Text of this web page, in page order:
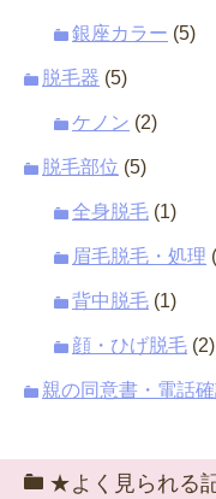
銀座カラー (5)
脱毛器 (5)
ケノン (2)
脱毛部位 (5)
全身脱毛 (1)
眉毛脱毛・処理
背中脱毛 (1)
顔・ひげ脱毛 (2)
親の同意書・電話
★よく見られる